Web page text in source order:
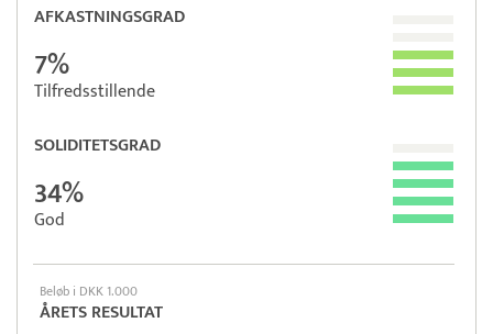
AFKASTNINGSGRAD
7%
Tilfredsstillende
SOLIDITETSGRAD
34%
God
Beløb i DKK 1.000
ÅRETS RESULTAT